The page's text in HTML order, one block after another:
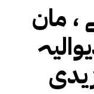
، مان